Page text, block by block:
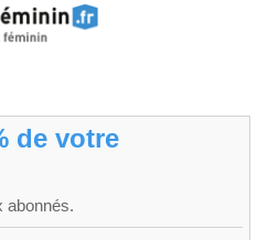
de votre
abonnés.